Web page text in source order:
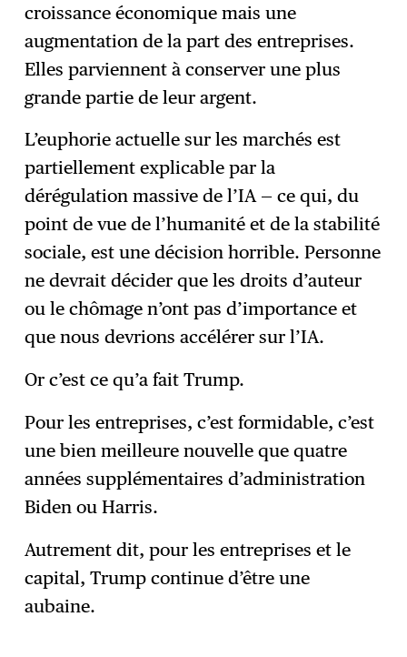
croissance économique mais une
augmentation de la part des entreprises.
Elles parviennent à conserver une plus
grande partie de leur argent.
L’euphorie actuelle sur les marchés est
partiellement explicable par la
dérégulation massive de l’IA — ce qui, du
point de vue de l’humanité et de la stabilité
sociale, est une décision horrible. Personne
ne devrait décider que les droits d’auteur
ou le chômage n’ont pas d’importance et
que nous devrions accélérer sur l’IA.
Or c’est ce qu’a fait Trump.
Pour les entreprises, c’est formidable, c’est
une bien meilleure nouvelle que quatre
années supplémentaires d’administration
Biden ou Harris.
Autrement dit, pour les entreprises et le
capital, Trump continue d’être une
aubaine.